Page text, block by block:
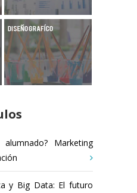
Marketing
y Big Data: El futuro